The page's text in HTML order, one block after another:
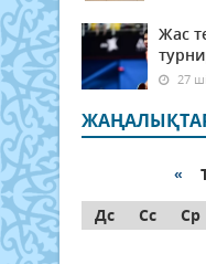
Жас
27
«
Дс
Сс Ср